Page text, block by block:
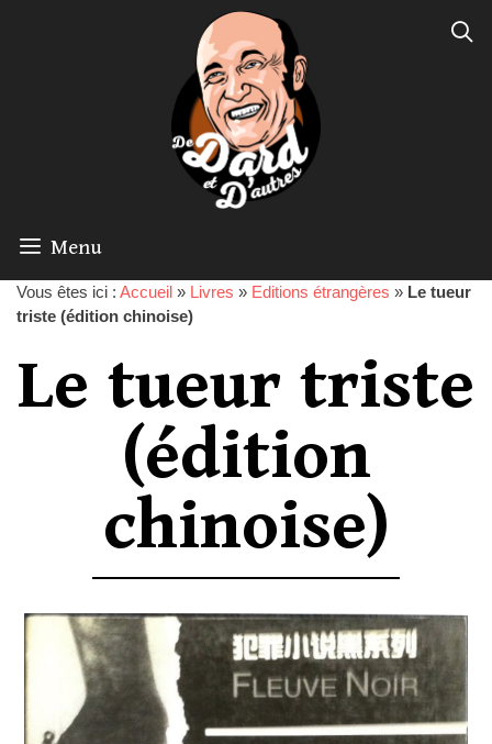
Menu
Vous êtes ici : Accueil » Livres » Editions étrangères » Le tueur
triste (édition chinoise)
Le tueur triste
(édition
chinoise)